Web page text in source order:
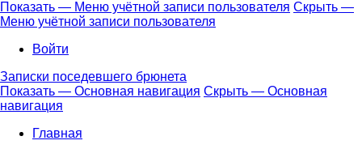
Перейти
к
содержанию
Меню
учётной
записи
пользователя
Показать — Меню учётной записи пользователя Скрыть —
Меню учётной записи пользователя
Войти
Записки поседевшего брюнета
Основная
навигация
Показать — Основная навигация Скрыть — Основная
навигация
Главная